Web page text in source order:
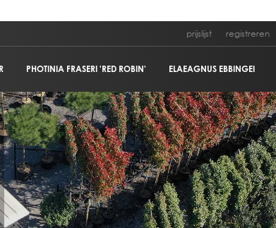
prijslijst registreren
PHOTINIA FRASERI 'RED ROBIN' ELAEAGNUS EBBINGEI